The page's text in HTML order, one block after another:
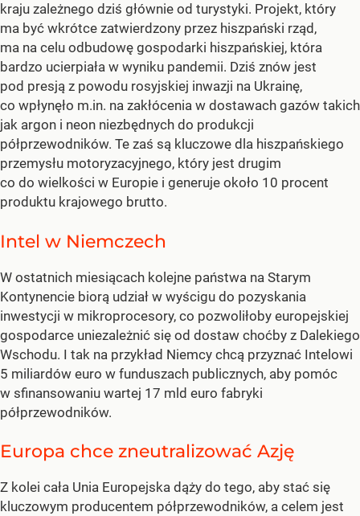
kraju zależnego dziś głównie od turystyki. Projekt, który
ma być wkrótce zatwierdzony przez hiszpański rząd,
ma na celu odbudowę gospodarki hiszpańskiej, która
bardzo ucierpiała w wyniku pandemii. Dziś znów jest
pod presją z powodu rosyjskiej inwazji na Ukrainę,
co wpłynęło m.in. na zakłócenia w dostawach gazów takich
jak argon i neon niezbędnych do produkcji
półprzewodników. Te zaś są kluczowe dla hiszpańskiego
przemysłu motoryzacyjnego, który jest drugim
co do wielkości w Europie i generuje około 10 procent
produktu krajowego brutto.
Intel w Niemczech
W ostatnich miesiącach kolejne państwa na Starym
Kontynencie biorą udział w wyścigu do pozyskania
inwestycji w mikroprocesory, co pozwoliłoby europejskiej
gospodarce uniezależnić się od dostaw choćby z Dalekiego
Wschodu. I tak na przykład Niemcy chcą przyznać Intelowi
5 miliardów euro w funduszach publicznych, aby pomóc
w sfinansowaniu wartej 17 mld euro fabryki
półprzewodników.
Europa chce zneutralizować Azję
Z kolei cała Unia Europejska dąży do tego, aby stać się
kluczowym producentem półprzewodników, a celem jest